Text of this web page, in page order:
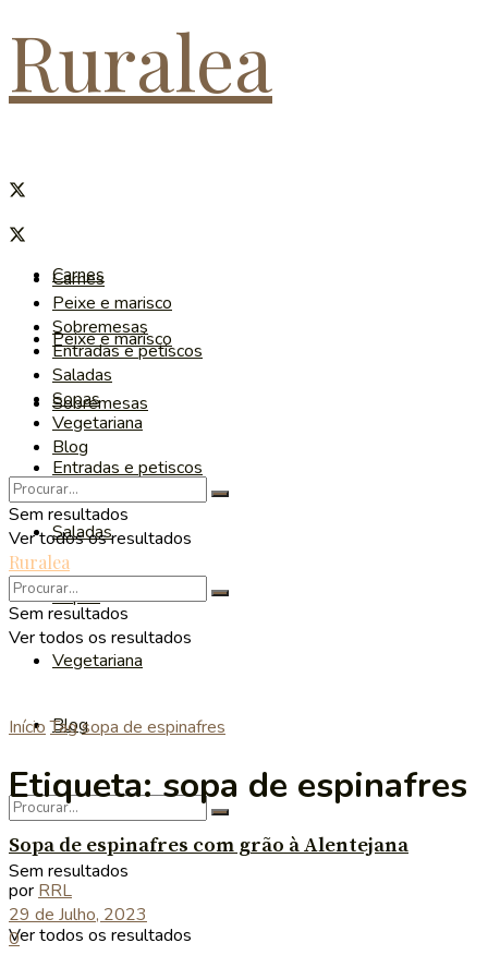
Ruralea
Carnes
Peixe e marisco
Sobremesas
Entradas e petiscos
Saladas
Sopas
Vegetariana
Blog
Sem resultados
Ver todos os resultados
Carnes
Peixe e marisco
Sobremesas
Entradas e petiscos
Saladas
Sopas
Vegetariana
Blog
Sem resultados
Ver todos os resultados
Ruralea
Sem resultados
Ver todos os resultados
Início Tagsopa de espinafres
Etiqueta:sopa de espinafres
Sopa de espinafres com grão à Alentejana
por RRL
29 de Julho, 2023
0